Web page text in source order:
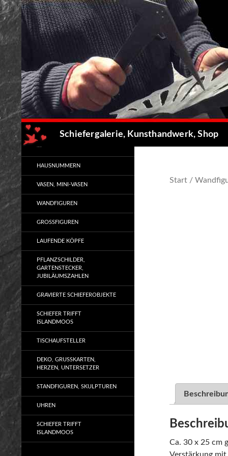
Zum
Inhalt
springen
Schiefergalerie, Kunsthandwerk, Shop
Suchen
Start /
Ca. 30 x 25 cm
Verstärkung mit
HAUSNUMMERN
VASEN, MINI-VASEN
WANDFIGUREN
GROSSFIGUREN
LAUFENDE KÖPFE
PFLANZSCHILDER,
GARTENSTECKER,
JUBILÄUMSZAHLEN
GRAVIERTE SCHIEFEROBJEKTE
SCHIEFER TRIFFT
ISLANDMOOS
TISCHAUFSTELLER
DEKO, GRUSSKARTEN, H
ERZEN, UNTERSETZER
STANDFIGUREN, SKULPTUREN
UHREN
SCHIEFER TRIFFT
ISLANDMOOS